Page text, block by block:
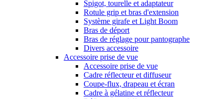
Spigot, tourelle et adaptateur
Rotule grip et bras d'extension
Système girafe et Light Boom
Bras de déport
Bras de réglage pour pantographe
Divers accessoire
Accessoire prise de vue
Accessoire prise de vue
Cadre réflecteur et diffuseur
Coupe-flux, drapeau et écran
Cadre à gélatine et réflecteur